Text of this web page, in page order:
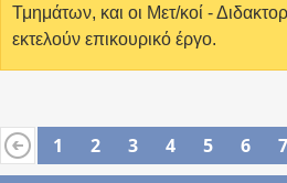
Τμημάτων, και οι Μετ/κοί -
εκτελούν επικουρικό έργο.
1 2 3 4 5 6 7